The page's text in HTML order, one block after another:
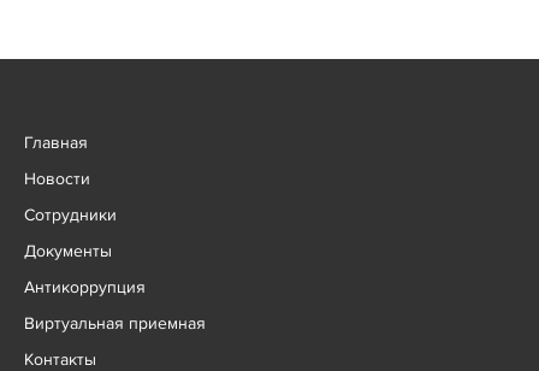
Главная
Новости
Сотрудники
Документы
Антикоррупция
Виртуальная приемная
Контакты